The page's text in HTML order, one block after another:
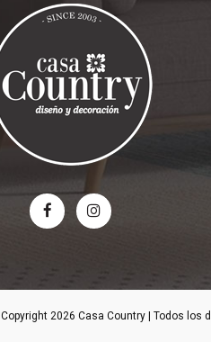
Copyright 2026 Casa Country | Todos los